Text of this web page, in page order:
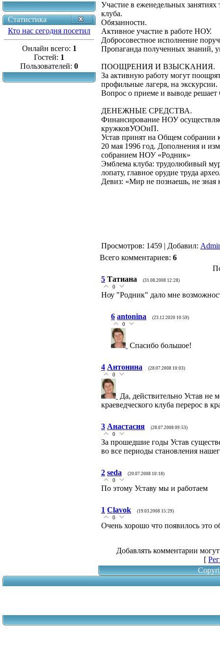
Статистика
Кто нас сегодня посетил
Онлайн всего: 1
Гостей: 1
Пользователей: 0
Участие в еженедельных
клуба.
Обязанности.
Активное участие в работе НОУ.
Добросовестное исполнение
Пропаганда полученных знаний,
ПООЩРЕНИЯ И ВЗЫСКАНИЯ.
За активную работу могут
профильные лагеря, на экскурсии.
Вопрос о приеме и выводе
ДЕНЕЖНЫЕ СРЕДСТВА.
Финансирование НОУ
кружковУООиП.
Устав принят на Общем собрании
20 мая 1996 год. Дополнения и
собранием НОУ «Родник»
Эмблема клуба: трудолюбивый
лопату, главное орудие труда
Девиз: «Мир не познаешь, не зная
Просмотров: 1459 | Добавил:
Всего комментариев: 6
5 Татиана (31.08.2008 12:28)
0
Ноу "Родник" дало мне
6 antonina (23.12.2020 10:59)
0
Спасибо большое!
4 Антонина (28.07.2008 10:03)
0
Да, действительно Устав не
краеведческого клуба перерос в
3 Анастасия (28.07.2008 09:53)
0
За прошедшие годы Устав
во все периоды становления
2 seda (20.07.2008 10:18)
0
По этому Уставу мы и работаем
1 Clavok (19.03.2008 15:29)
0
Очень хорошо что появилось это
Добавлять комментарии
[